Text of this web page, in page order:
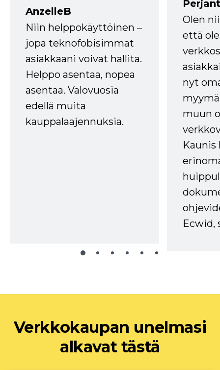
AnzelleB
Niin helppokäyttöinen –
jopa teknofobisimmat
asiakkaani voivat hallita.
Helppo asentaa, nopea
asentaa. Valovuosia
edellä muita
kauppalaajennuksia.
Olen
että
nyt
muun
Kaunis
Ecwid,
Verkkokaupan unelmasi
alkavat tästä